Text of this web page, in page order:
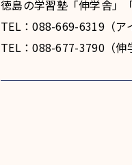
徳島の学習塾「伸学舎」
TEL：088-669-6319（ア
TEL：088-677-3790（伸